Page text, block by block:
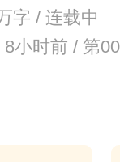
字 / 连载中
8小时前 / 第